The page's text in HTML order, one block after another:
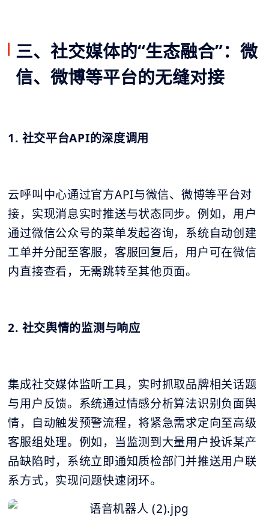
三、社交媒体的“生态融合”：微
信、微博等平台的无缝对接
1. 社交平台API的深度调用
云呼叫中心通过官方API与微信、微博等平台对
接，实现消息实时推送与状态同步。例如，用户
通过微信公众号的菜单发起咨询，系统自动创建
工单并分配至客服，客服回复后，用户可在微信
内直接查看，无需跳转至其他页面。
2. 社交舆情的监测与响应
集成社交媒体监听工具，实时抓取品牌相关话题
与用户反馈。系统通过情感分析算法识别负面舆
情，自动触发预警流程，将紧急需求定向至高级
客服组处理。例如，当监测到大量用户投诉某产
品缺陷时，系统立即通知质检部门并推送用户联
系方式，实现问题快速闭环。